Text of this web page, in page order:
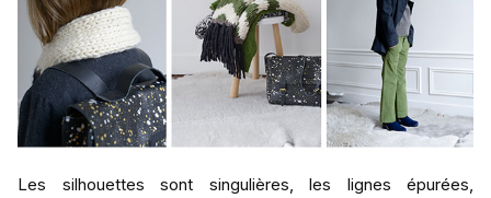
Les silhouettes sont singulières, les lignes épurées,